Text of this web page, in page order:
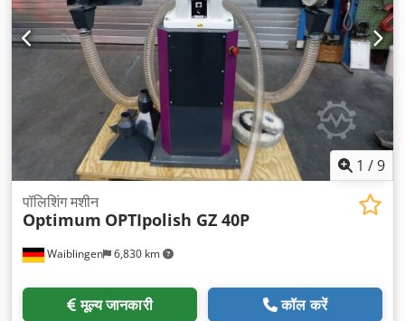
1 /9
Waiblingen 6,830 km
पॉलिशिंग मशीन
Optimum OPTIpolish GZ 40P
मूल्य जानकारी कॉल करें